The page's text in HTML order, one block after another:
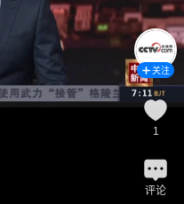
关注
1
评论